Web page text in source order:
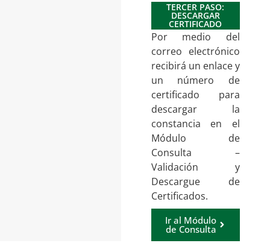
TERCER PASO:
DESCARGAR
CERTIFICADO
Por medio del
correo electrónico
recibirá un enlace y
un número de
certificado para
descargar la
constancia en el
Módulo de
Consulta –
Validación y
Descargue de
Certificados.
Ir al Módulo
de Consulta